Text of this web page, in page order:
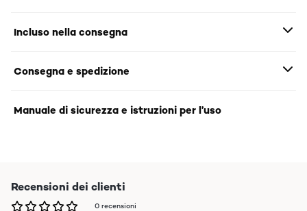
Incluso nella consegna
Consegna e spedizione
Manuale di sicurezza e istruzioni per l’uso
Recensioni dei clienti
0 recensioni